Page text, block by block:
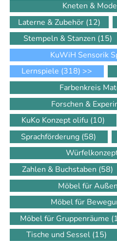
Kneten &
Laterne & Zubehör (12)
Stempeln & Stanzen (15)
KuWiH Sensorik
Lernspiele (318) >>
Farbenkreis
Forschen &
KuKo Konzept olifu (10)
Sprachförderung (58)
Zahlen & Buchstaben (58)
Möbel für
Möbel für
Möbel für Gruppenräume
Tische und Sessel (15)